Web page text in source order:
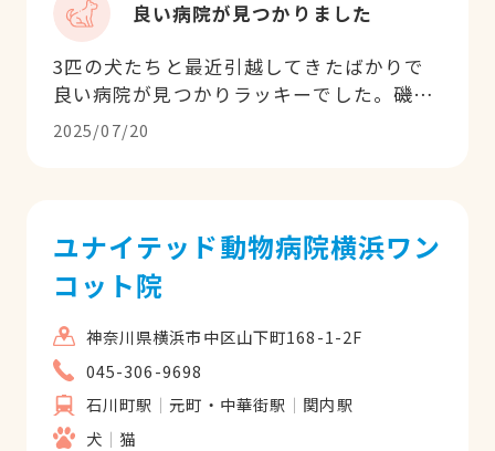
良い病院が見つかりました
3匹の犬たちと最近引越してきたばかりで
良い病院が見つかりラッキーでした。磯崎
先生を始めアシスタントの方々も親切に対
応してくださり助かっております。 これか
2025/07/20
ユナイテッド動物病院横浜ワン
コット院
神奈川県横浜市中区山下町168-1-2F
045-306-9698
石川町駅
元町・中華街駅
関内駅
犬
猫